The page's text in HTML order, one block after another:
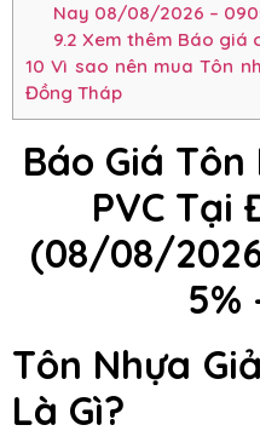
Nay 08/08/2026 –
9.2 Xem thêm Báo giá
10 Vì sao nên mua Tôn
Đồng Tháp
Báo Giá
PVC Tại
(08/08/
5%
Tôn Nhựa
Là Gì?